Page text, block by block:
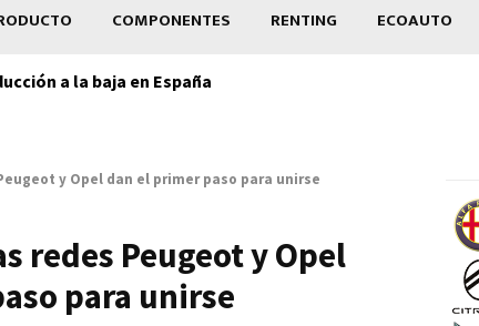
COMPONENTES RENTING ECOAUTO
a la baja en España
y Opel dan el primer paso para unirse
redes Peugeot y Opel
para unirse